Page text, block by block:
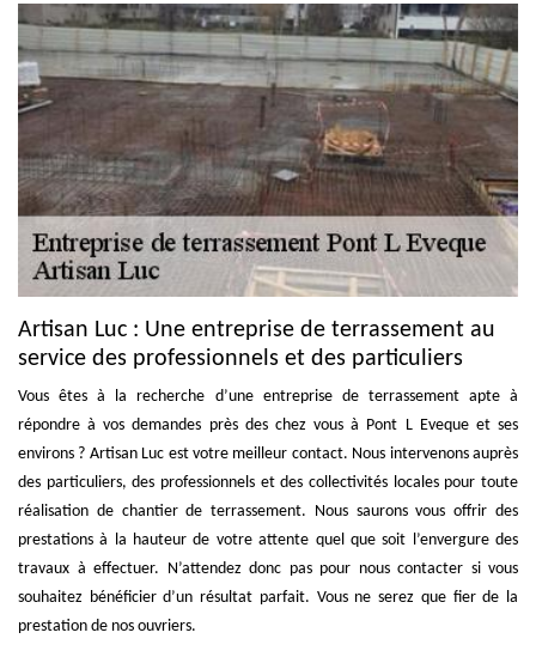
Artisan Luc : Une entreprise de terrassement au
service des professionnels et des particuliers
Vous êtes à la recherche d’une entreprise de terrassement apte à
répondre à vos demandes près des chez vous à Pont L Eveque et ses
environs ? Artisan Luc est votre meilleur contact. Nous intervenons auprès
des particuliers, des professionnels et des collectivités locales pour toute
réalisation de chantier de terrassement. Nous saurons vous offrir des
prestations à la hauteur de votre attente quel que soit l’envergure des
travaux à effectuer. N’attendez donc pas pour nous contacter si vous
souhaitez bénéficier d’un résultat parfait. Vous ne serez que fier de la
prestation de nos ouvriers.